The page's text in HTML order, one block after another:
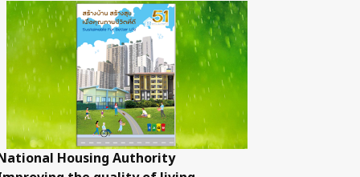
Housing Authority